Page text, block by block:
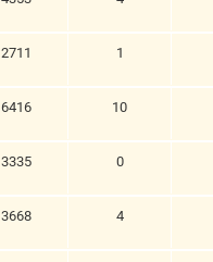
1
2711
10
6416
0
3335
4
3668